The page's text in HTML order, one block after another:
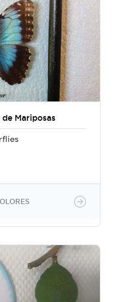
Mariposas